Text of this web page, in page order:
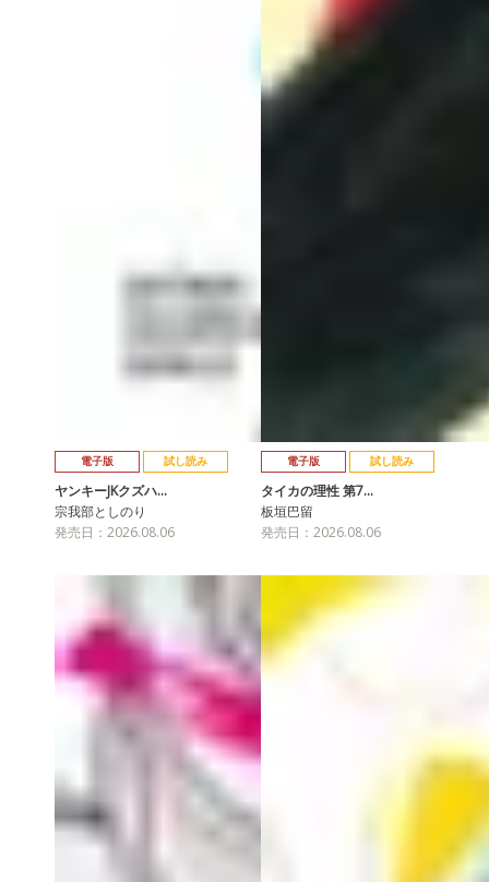
電子版 試し読み
ヤンキーJKクズハ…
宗我部としのり
発売日：2026.08.06
電子版 試し読み
タイカの理性 第7…
板垣巴留
発売日：2026.08.06